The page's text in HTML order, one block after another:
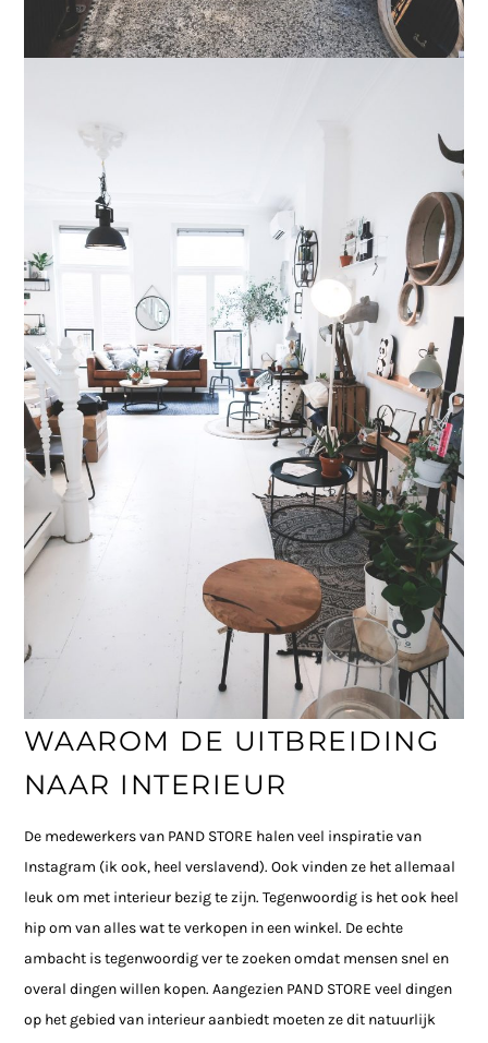
WAAROM DE UITBREIDING
NAAR INTERIEUR
De medewerkers van PAND STORE halen veel inspiratie van
Instagram (ik ook, heel verslavend). Ook vinden ze het allemaal
leuk om met interieur bezig te zijn. Tegenwoordig is het ook heel
hip om van alles wat te verkopen in een winkel. De echte
ambacht is tegenwoordig ver te zoeken omdat mensen snel en
overal dingen willen kopen. Aangezien PAND STORE veel dingen
op het gebied van interieur aanbiedt moeten ze dit natuurlijk